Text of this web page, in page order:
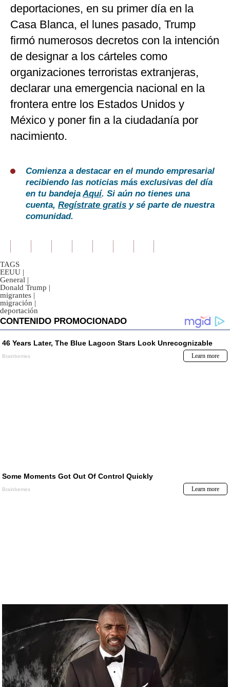
deportaciones, en su primer día en la
Casa Blanca, el lunes pasado, Trump
firmó numerosos decretos con la intención
de designar a los cárteles como
organizaciones terroristas extranjeras,
declarar una emergencia nacional en la
frontera entre los Estados Unidos y
México y poner fin a la ciudadanía por
nacimiento.
Comienza a destacar en el mundo empresarial
recibiendo las noticias más exclusivas del día
en tu bandejaAquí. Si aún no tienes una
cuenta, Regístrate gratis y sé parte de nuestra
comunidad.
TAGS
EEUU |
General |
Donald Trump |
migrantes |
migración |
deportación